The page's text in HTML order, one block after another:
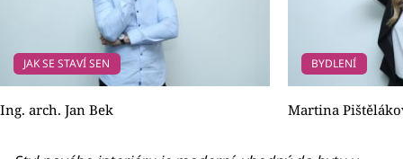
JAK SE STAVÍ SEN
Ing. arch. Jan Bek
BYDLENÍ
Martina